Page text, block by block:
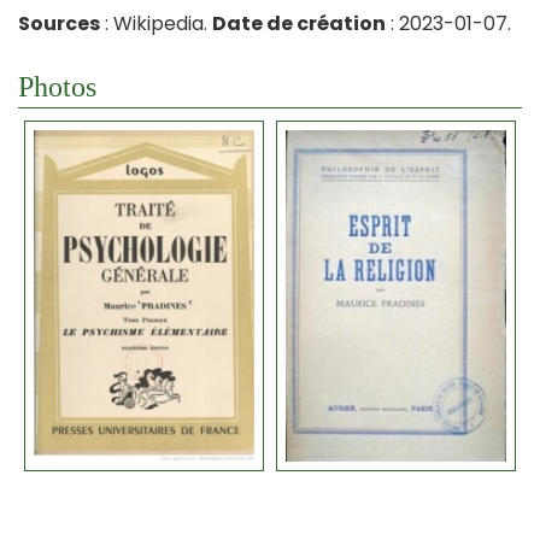
Sources: Wikipedia. Date de création : 2023-01-07.
Photos